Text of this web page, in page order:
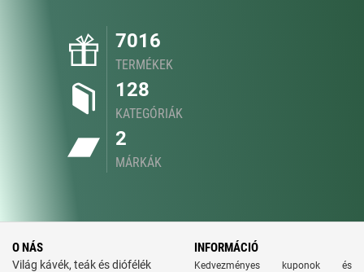
7016
TERMÉKEK
128
KATEGÓRIÁK
2
MÁRKÁK
O NÁS
Világ kávék, teák és diófélék
INFORMÁCIÓ
Kedvezményes kuponok és